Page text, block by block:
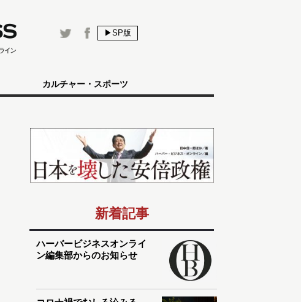
▶SP版
カルチャー・スポーツ
新着記事
ハーバービジネスオンライ
ン編集部からのお知らせ